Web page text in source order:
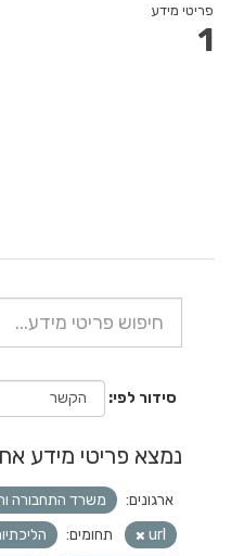
פריטי מידע
1
סידור לפי
נמצא פריטי מידע
ארגונים: משרד התחבורה
url
תחומים: